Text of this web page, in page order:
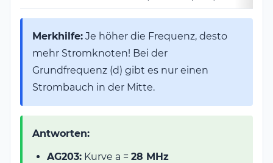
Merkhilfe: Je höher die Frequenz, desto
mehr Stromknoten! Bei der
Grundfrequenz (d) gibt es nur einen
Strombauch in der Mitte.
Antworten:
AG203: Kurve a = 28 MHz